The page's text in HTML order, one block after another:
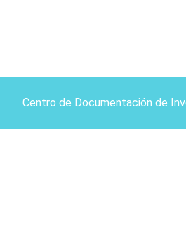
Centro de Documentación de